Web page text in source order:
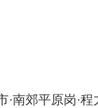
·南郊平原岗·程